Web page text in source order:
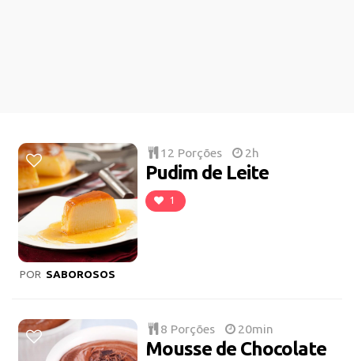
12 Porções 2h
Pudim de Leite
1
POR SABOROSOS
8 Porções 20min
Mousse de Chocolate